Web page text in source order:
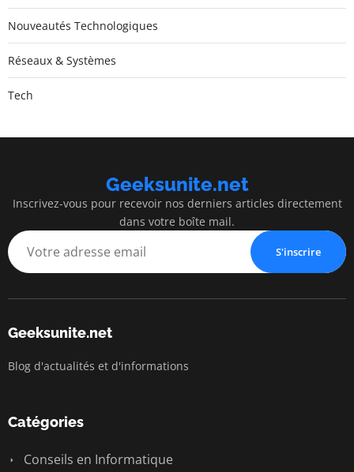
Nouveautés Technologiques
Réseaux & Systèmes
Tech
Geeksunite.net
Inscrivez-vous pour recevoir nos derniers articles directement
dans votre boîte mail.
S'inscrire
Geeksunite.net
Blog d'actualités et d'informations
Catégories
Conseils en Informatique